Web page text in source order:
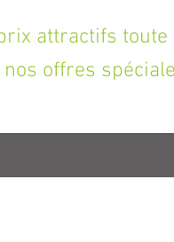
attractifs toute
offres